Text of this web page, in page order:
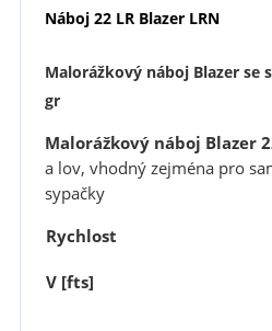
Náboj 22 LR Blazer LRN
Malorážkový náboj Blazer se
gr
Malorážkový náboj Blazer
a lov, vhodný zejména pro
sypačky
Rychlost
V [fts]